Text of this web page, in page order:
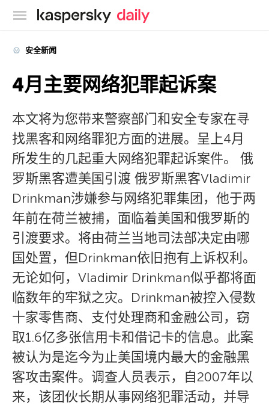
卡巴斯基官方博客
安全新闻
4月主要网络犯罪起诉案
本文将为您带来警察部门和安全专家在寻
找黑客和网络罪犯方面的进展。呈上4月
所发生的几起重大网络犯罪起诉案件。 俄
罗斯黑客遭美国引渡 俄罗斯黑客Vladimir
Drinkman涉嫌参与网络犯罪集团，他于两
年前在荷兰被捕，面临着美国和俄罗斯的
引渡要求。将由荷兰当地司法部决定由哪
国处置，但Drinkman依旧抱有上诉权利。
无论如何，Vladimir Drinkman似乎都将面
临数年的牢狱之灾。Drinkman被控入侵数
十家零售商、支付处理商和金融公司，窃
取1.6亿多张信用卡和借记卡的信息。此案
被认为是迄今为止美国境内最大的金融黑
客攻击案件。调查人员表示，自2007年以
来，该团伙长期从事网络犯罪活动，并导